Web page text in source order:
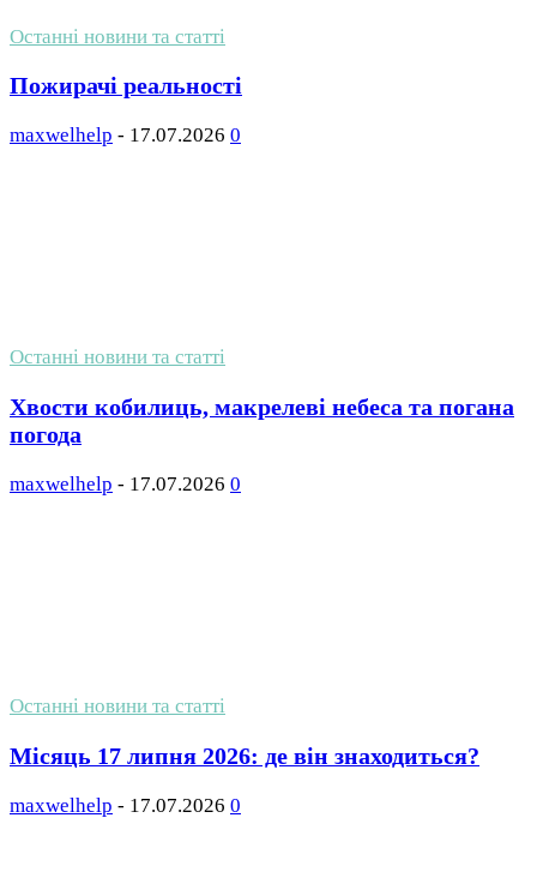
Останні новини та статті
Пожирачі реальності
maxwelhelp - 17.07.2026 0
Останні новини та статті
Хвости кобилиць, макрелеві небеса та погана
погода
maxwelhelp - 17.07.2026 0
Останні новини та статті
Місяць 17 липня 2026: де він знаходиться?
maxwelhelp - 17.07.2026 0